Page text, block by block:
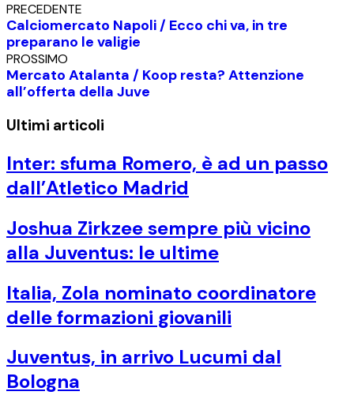
PRECEDENTE
Calciomercato Napoli / Ecco chi va, in tre
preparano le valigie
PROSSIMO
Mercato Atalanta / Koop resta? Attenzione
all’offerta della Juve
Ultimi articoli
Inter: sfuma Romero, è ad un passo
dall’Atletico Madrid
Joshua Zirkzee sempre più vicino
alla Juventus: le ultime
Italia, Zola nominato coordinatore
delle formazioni giovanili
Juventus, in arrivo Lucumi dal
Bologna